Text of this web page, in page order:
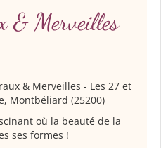
& Merveilles
& Merveilles - Les 27 et
Montbéliard (25200)
où la beauté de la
ses formes !